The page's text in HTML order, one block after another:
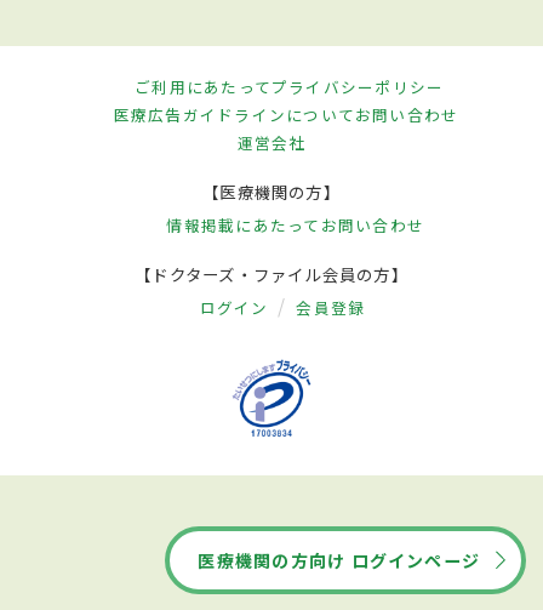
ご利用にあたってプライバシーポリシー
医療広告ガイドラインについてお問い合わせ
運営会社
【医療機関の方】
情報掲載にあたって お問い合わせ
【ドクターズ・ファイル会員の方】
ログイン 会員登録
医療機関の方向け ログインページ